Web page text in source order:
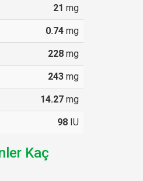
21 mg
0.74mg
228mg
243mg
14.27mg
98IU
Kaç